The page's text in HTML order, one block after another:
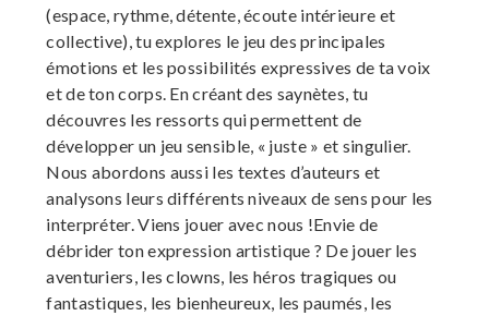
(espace, rythme, détente, écoute intérieure et
collective), tu explores le jeu des principales
émotions et les possibilités expressives de ta voix
et de ton corps. En créant des saynètes, tu
découvres les ressorts qui permettent de
développer un jeu sensible, « juste » et singulier.
Nous abordons aussi les textes d’auteurs et
analysons leurs différents niveaux de sens pour les
interpréter. Viens jouer avec nous !Envie de
débrider ton expression artistique ? De jouer les
aventuriers, les clowns, les héros tragiques ou
fantastiques, les bienheureux, les paumés, les